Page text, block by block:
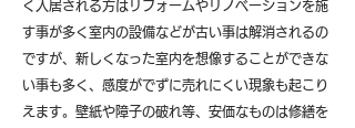
く入居される方はリフォームやリノベーションを施
す事が多く室内の設備などが古い事は解消されるの
ですが、新しくなった室内を想像することができな
い事も多く、感度がでずに売れにくい現象も起こり
えます。壁紙や障子の破れ等、安価なものは修繕を